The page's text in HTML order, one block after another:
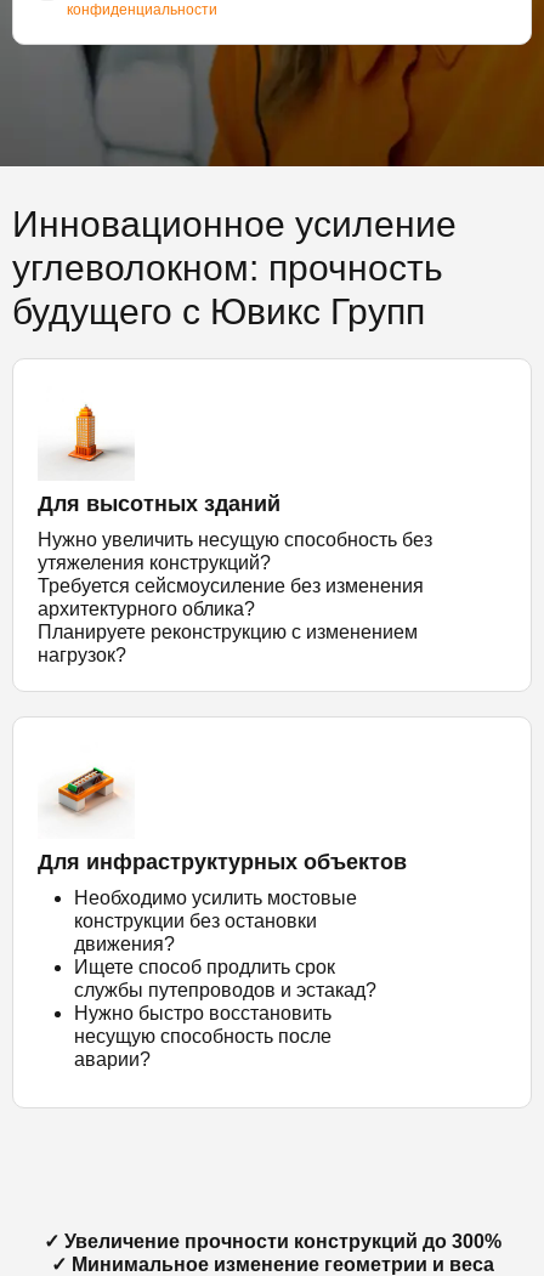
конфиденциальности
Инновационное усиление
углеволокном: прочность
будущего с Ювикс Групп
Для высотных зданий
Нужно увеличить несущую способность без
утяжеления конструкций?
Требуется сейсмоусиление без изменения
архитектурного облика?
Планируете реконструкцию с изменением
нагрузок?
Для инфраструктурных объектов
Необходимо усилить мостовые
конструкции без остановки
движения?
Ищете способ продлить срок
службы путепроводов и эстакад?
Нужно быстро восстановить
несущую способность после
аварии?
✓ Увеличение прочности конструкций до 300%
✓ Минимальное изменение геометрии и веса